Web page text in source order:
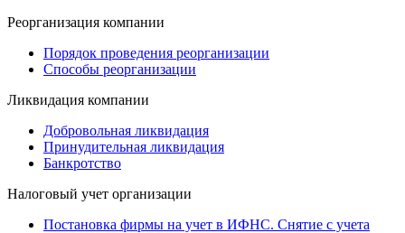
Реорганизация компании
Порядок проведения реорганизации
Способы реорганизации
Ликвидация компании
Добровольная ликвидация
Принудительная ликвидация
Банкротство
Налоговый учет организации
Постановка фирмы на учет в ИФНС. Снятие с учета